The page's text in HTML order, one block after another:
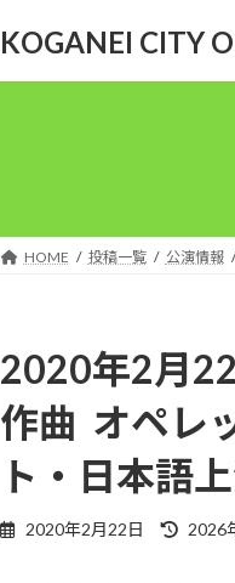
KOGANEI CITY
HOME 投稿一覧 公演情報
2020年2月
作曲 オペレ
ト・日本語上
2020年2月22日
最
2026